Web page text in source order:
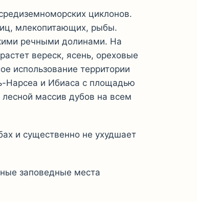
циклонов.
млекопитающих, рыбы.
речными долинами. На
вереск, ясень, ореховые
использование территории
Нарсеа и Ибиаса с площадью
массив дубов на всем
и существенно не ухудшает
заповедные места